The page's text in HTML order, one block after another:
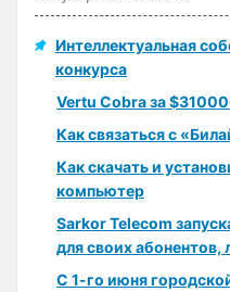
Интеллектуальная
конкурса
Vertu Cobra за
Как связаться с
Как скачать и
компьютер
Sarkor Telecom
для своих абонентов,
С 1-го июня